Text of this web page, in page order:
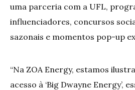
uma parceria com a UFL,
influenciadores, concursos
sazonais e momentos pop-up
“Na ZOA Energy, estamos
acesso à ‘Big Dwayne Energy’,